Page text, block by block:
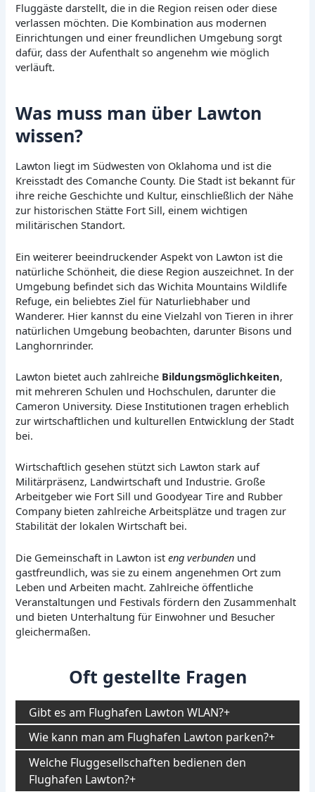
Fluggäste darstellt, die in die Region reisen oder diese
verlassen möchten. Die Kombination aus modernen
Einrichtungen und einer freundlichen Umgebung sorgt
dafür, dass der Aufenthalt so angenehm wie möglich
verläuft.
Was muss man über Lawton
wissen?
Lawton liegt im Südwesten von Oklahoma und ist die
Kreisstadt des Comanche County. Die Stadt ist bekannt für
ihre reiche Geschichte und Kultur, einschließlich der Nähe
zur historischen Stätte Fort Sill, einem wichtigen
militärischen Standort.
Ein weiterer beeindruckender Aspekt von Lawton ist die
natürliche Schönheit, die diese Region auszeichnet. In der
Umgebung befindet sich das Wichita Mountains Wildlife
Refuge, ein beliebtes Ziel für Naturliebhaber und
Wanderer. Hier kannst du eine Vielzahl von Tieren in ihrer
natürlichen Umgebung beobachten, darunter Bisons und
Langhornrinder.
Lawton bietet auch zahlreiche Bildungsmöglichkeiten,
mit mehreren Schulen und Hochschulen, darunter die
Cameron University. Diese Institutionen tragen erheblich
zur wirtschaftlichen und kulturellen Entwicklung der Stadt
bei.
Wirtschaftlich gesehen stützt sich Lawton stark auf
Militärpräsenz, Landwirtschaft und Industrie. Große
Arbeitgeber wie Fort Sill und Goodyear Tire and Rubber
Company bieten zahlreiche Arbeitsplätze und tragen zur
Stabilität der lokalen Wirtschaft bei.
Die Gemeinschaft in Lawton isteng verbunden und
gastfreundlich, was sie zu einem angenehmen Ort zum
Leben und Arbeiten macht. Zahlreiche öffentliche
Veranstaltungen und Festivals fördern den Zusammenhalt
und bieten Unterhaltung für Einwohner und Besucher
gleichermaßen.
Oft gestellte Fragen
Gibt es am Flughafen Lawton WLAN?
Wie kann man am Flughafen Lawton parken?
Welche Fluggesellschaften bedienen den
Flughafen Lawton?